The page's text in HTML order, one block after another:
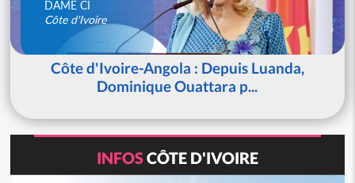
DAME CI
Côte d'Ivoire
Côte d'Ivoire-Angola : Depuis Luanda,
Dominique Ouattara p...
INFOSCÔTE D'IVOIRE